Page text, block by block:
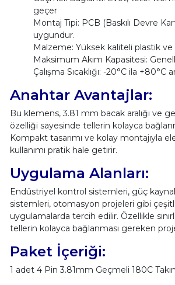
geçer
Montaj Tipi: PCB (Baskılı Devre
uygundur.
Malzeme: Yüksek kaliteli plastik
Maksimum Akım Kapasitesi:
Çalışma Sıcaklığı: -20°C ila +80°C
Anahtar Avantajlar:
Bu klemens, 3.81 mm bacak aralığı ve
özelliği sayesinde tellerin kolayca
Kompakt tasarımı ve kolay montajıyla
kullanımı pratik hale getirir.
Uygulama Alanları:
Endüstriyel kontrol sistemleri, güç
sistemleri, otomasyon projeleri gibi çeşitli
uygulamalarda tercih edilir. Özellikle
tellerin kolayca bağlanması gereken
Paket İçeriği:
1 adet 4 Pin 3.81mm Geçmeli 180C